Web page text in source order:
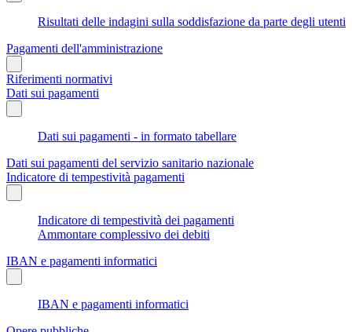
Risultati delle indagini sulla soddisfazione da parte degli utenti
Pagamenti dell'amministrazione
Riferimenti normativi
Dati sui pagamenti
Dati sui pagamenti - in formato tabellare
Dati sui pagamenti del servizio sanitario nazionale
Indicatore di tempestività pagamenti
Indicatore di tempestività dei pagamenti
Ammontare complessivo dei debiti
IBAN e pagamenti informatici
IBAN e pagamenti informatici